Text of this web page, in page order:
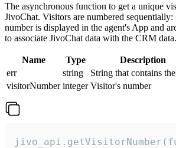
The asynchronous function to get a unique
JivoChat. Visitors are numbered
number is displayed in the agent's App and
to associate JivoChat data with the CRM data.
Name Type
Description
err
string
String that contains
visitorNumber integer Visitor's number